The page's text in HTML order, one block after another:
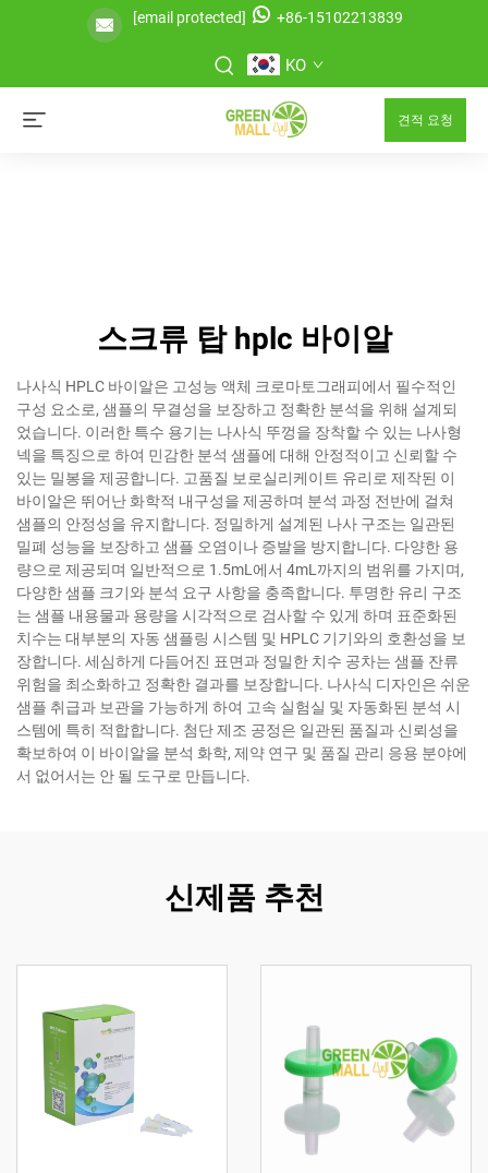
[email protected] +86-15102213839
KO
견적 요청
스크류 탑 hplc 바이알
나사식 HPLC 바이알은 고성능 액체 크로마토그래피에서 필수적인
구성 요소로, 샘플의 무결성을 보장하고 정확한 분석을 위해 설계되
었습니다. 이러한 특수 용기는 나사식 뚜껑을 장착할 수 있는 나사형
넥을 특징으로 하여 민감한 분석 샘플에 대해 안정적이고 신뢰할 수
있는 밀봉을 제공합니다. 고품질 보로실리케이트 유리로 제작된 이
바이알은 뛰어난 화학적 내구성을 제공하며 분석 과정 전반에 걸쳐
샘플의 안정성을 유지합니다. 정밀하게 설계된 나사 구조는 일관된
밀폐 성능을 보장하고 샘플 오염이나 증발을 방지합니다. 다양한 용
량으로 제공되며 일반적으로 1.5mL에서 4mL까지의 범위를 가지며,
다양한 샘플 크기와 분석 요구 사항을 충족합니다. 투명한 유리 구조
는 샘플 내용물과 용량을 시각적으로 검사할 수 있게 하며 표준화된
치수는 대부분의 자동 샘플링 시스템 및 HPLC 기기와의 호환성을 보
장합니다. 세심하게 다듬어진 표면과 정밀한 치수 공차는 샘플 잔류
위험을 최소화하고 정확한 결과를 보장합니다. 나사식 디자인은 쉬운
샘플 취급과 보관을 가능하게 하여 고속 실험실 및 자동화된 분석 시
스템에 특히 적합합니다. 첨단 제조 공정은 일관된 품질과 신뢰성을
확보하여 이 바이알을 분석 화학, 제약 연구 및 품질 관리 응용 분야에
서 없어서는 안 될 도구로 만듭니다.
신제품 추천